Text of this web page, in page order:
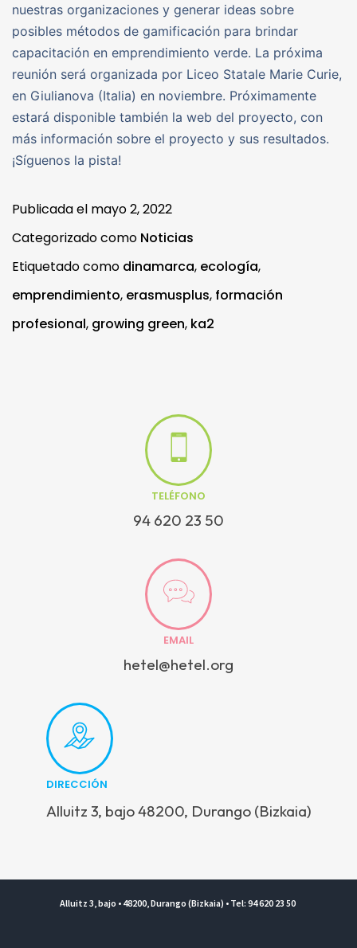
nuestras organizaciones y generar ideas sobre
posibles métodos de gamificación para brindar
capacitación en emprendimiento verde. La próxima
reunión será organizada por Liceo Statale Marie Curie,
en Giulianova (Italia) en noviembre. Próximamente
estará disponible también la web del proyecto, con
más información sobre el proyecto y sus resultados.
¡Síguenos la pista!
Publicada el mayo 2, 2022
Categorizado como Noticias
Etiquetado como dinamarca, ecología,
emprendimiento, erasmusplus, formación
profesional, growing green, ka2
TELÉFONO
94 620 23 50
EMAIL
hetel@hetel.org
DIRECCIÓN
Alluitz 3, bajo 48200, Durango (Bizkaia)
Alluitz 3, bajo • 48200, Durango (Bizkaia) • Tel: 94 620 23 50